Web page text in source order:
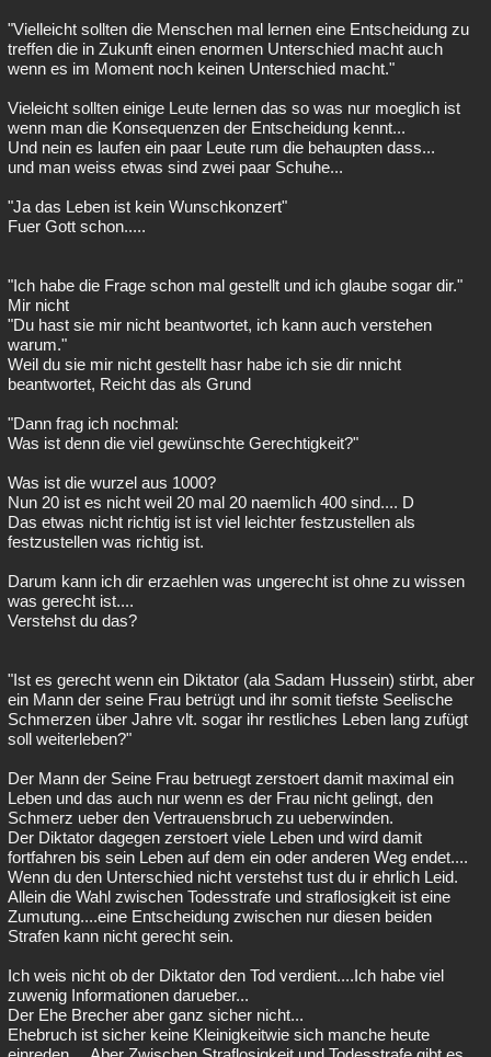
"Vielleicht sollten die Menschen mal lernen eine Entscheidung zu
treffen die in Zukunft einen enormen Unterschied macht auch
wenn es im Moment noch keinen Unterschied macht."
Vieleicht sollten einige Leute lernen das so was nur moeglich ist
wenn man die Konsequenzen der Entscheidung kennt...
Und nein es laufen ein paar Leute rum die behaupten dass...
und man weiss etwas sind zwei paar Schuhe...
"Ja das Leben ist kein Wunschkonzert"
Fuer Gott schon.....
"Ich habe die Frage schon mal gestellt und ich glaube sogar dir."
Mir nicht
"Du hast sie mir nicht beantwortet, ich kann auch verstehen
warum."
Weil du sie mir nicht gestellt hasr habe ich sie dir nnicht
beantwortet, Reicht das als Grund
"Dann frag ich nochmal:
Was ist denn die viel gewünschte Gerechtigkeit?"
Was ist die wurzel aus 1000?
Nun 20 ist es nicht weil 20 mal 20 naemlich 400 sind.... D
Das etwas nicht richtig ist ist viel leichter festzustellen als
festzustellen was richtig ist.
Darum kann ich dir erzaehlen was ungerecht ist ohne zu wissen
was gerecht ist....
Verstehst du das?
"Ist es gerecht wenn ein Diktator (ala Sadam Hussein) stirbt, aber
ein Mann der seine Frau betrügt und ihr somit tiefste Seelische
Schmerzen über Jahre vlt. sogar ihr restliches Leben lang zufügt
soll weiterleben?"
Der Mann der Seine Frau betruegt zerstoert damit maximal ein
Leben und das auch nur wenn es der Frau nicht gelingt, den
Schmerz ueber den Vertrauensbruch zu ueberwinden.
Der Diktator dagegen zerstoert viele Leben und wird damit
fortfahren bis sein Leben auf dem ein oder anderen Weg endet....
Wenn du den Unterschied nicht verstehst tust du ir ehrlich Leid.
Allein die Wahl zwischen Todesstrafe und straflosigkeit ist eine
Zumutung....eine Entscheidung zwischen nur diesen beiden
Strafen kann nicht gerecht sein.
Ich weis nicht ob der Diktator den Tod verdient....Ich habe viel
zuwenig Informationen darueber...
Der Ehe Brecher aber ganz sicher nicht...
Ehebruch ist sicher keine Kleinigkeitwie sich manche heute